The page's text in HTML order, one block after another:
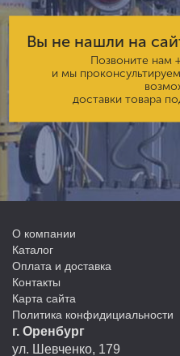
Вы не нашли на
Позвоните нам
и мы
доставки товара
О компании
Каталог
Оплата и доставка
Контакты
Карта сайта
Политика конфидициальности
г. Оренбург
ул. Шевченко, 179